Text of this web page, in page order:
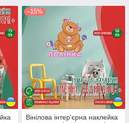
–15%
Вінілова інтер'єрна наклейка